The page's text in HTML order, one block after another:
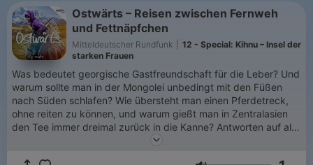
Ostwärts – Reisen zwischen Fernweh
und Fettnäpfchen
Mitteldeutscher Rundfunk
12 - Special: Kihnu – Insel der
starken Frauen
Was bedeutet georgische Gastfreundschaft für die Leber? Und
warum sollte man in der Mongolei unbedingt mit den Füßen
nach Süden schlafen? Wie übersteht man einen Pferdetreck,
ohne reiten zu können, und warum gießt man in Zentralasien
den Tee immer dreimal zurück in die Kanne? Antworten auf all
diese Fragen gibt’s im neuen Podcast Ostwärts – Reisen